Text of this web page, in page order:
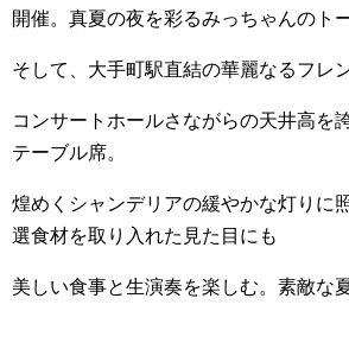
開催。真夏の夜を彩るみっちゃんのト
そして、大手町駅直結の華麗なるフレ
コンサートホールさながらの天井高を
テーブル席。
煌めくシャンデリアの緩やかな灯りに
選食材を取り入れた見た目にも
美しい食事と生演奏を楽しむ。素敵な